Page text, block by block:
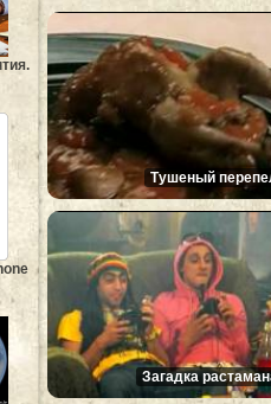
Тушеный
Загадка